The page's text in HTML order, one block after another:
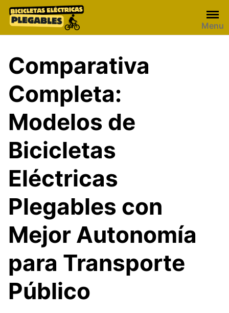
Skip
Menu
Comparativa
Completa:
Modelos de
Bicicletas
Eléctricas
Plegables con
Mejor Autonomía
para Transporte
Público